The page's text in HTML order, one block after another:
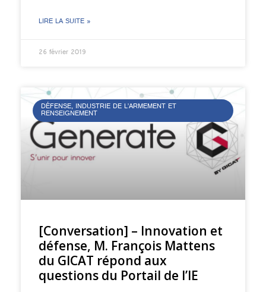
LIRE LA SUITE »
26 février 2019
DÉFENSE, INDUSTRIE DE L’ARMEMENT ET
RENSEIGNEMENT
[Conversation] – Innovation et
défense, M. François Mattens
du GICAT répond aux
questions du Portail de l’IE